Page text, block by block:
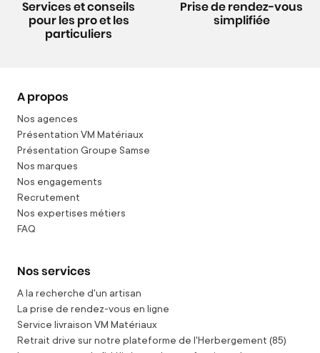
Services et conseils
pour les pro et les
particuliers
Prise de rendez-vous
simplifiée
A propos
Nos agences
Présentation VM Matériaux
Présentation Groupe Samse
Nos marques
Nos engagements
Recrutement
Nos expertises métiers
FAQ
Nos services
A la recherche d'un artisan
La prise de rendez-vous en ligne
Service livraison VM Matériaux
Retrait drive sur notre plateforme de l'Herbergement (85)